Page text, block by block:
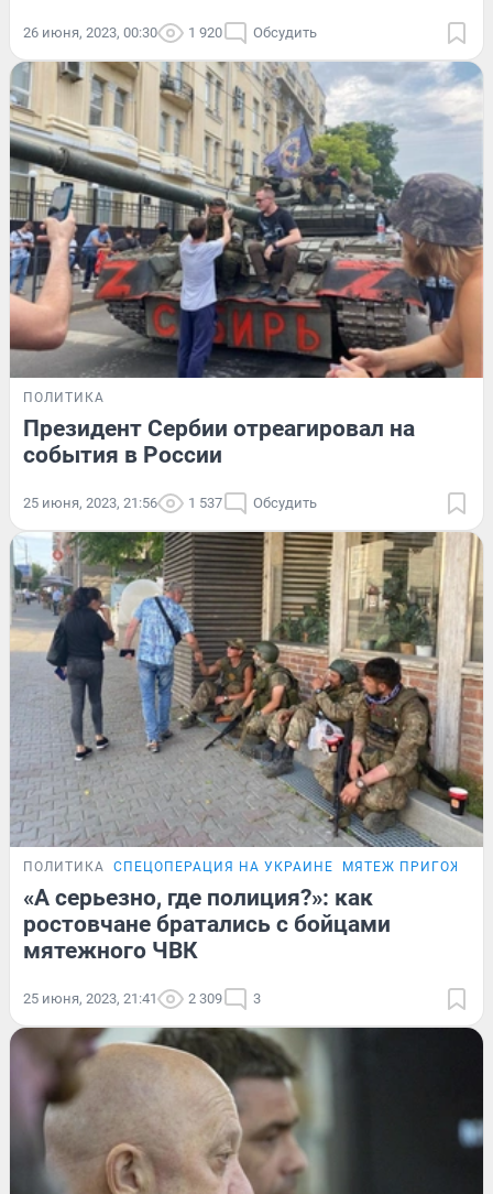
26 июня, 2023, 00:30 1 920 Обсудить
ПОЛИТИКА
Президент Сербии отреагировал на
события в России
25 июня, 2023, 21:56 1 537 Обсудить
ПОЛИТИКА СПЕЦОПЕРАЦИЯ НА УКРАИНЕ МЯТЕЖ
«А серьезно, где полиция?»: как
ростовчане братались с бойцами
мятежного ЧВК
25 июня, 2023, 21:41 2 309 3